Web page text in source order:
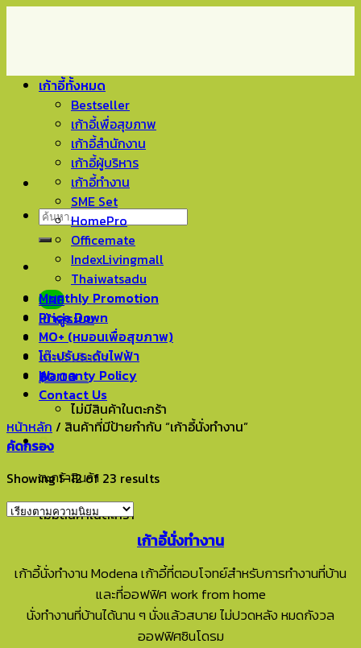
ค้นหา:
LINE
เข้าสู่ระบบ
ตะกร้าสินค้า
฿0.000
ไม่มีสินค้าในตะกร้า
0
ตะกร้าสินค้า
ไม่มีสินค้าในตะกร้า
เก้าอี้ทั้งหมด
Bestseller
เก้าอี้เพื่อสุขภาพ
เก้าอี้สำนักงาน
เก้าอี้ผู้บริหาร
เก้าอี้ทำงาน
SME Set
HomePro
Officemate
IndexLivingmall
Thaiwatsadu
Monthly Promotion
Price Down
MO+ (หมอนเพื่อสุขภาพ)
โต๊ะปรับระดับไฟฟ้า
Warranty Policy
Contact Us
หน้าหลัก / สินค้าที่มีป้ายกำกับ “เก้าอี้นั่งทำงาน”
คัดกรอง
Showing 1–12 of 23 results
เก้าอี้นั่งทำงาน
เก้าอี้นั่งทำงาน Modena เก้าอี้ที่ตอบโจทย์สำหรับการทำงานที่บ้าน
และที่ออฟฟิศ work from home
นั่งทำงานที่บ้านได้นาน ๆ นั่งแล้วสบาย ไม่ปวดหลัง หมดกังวล
ออฟฟิศซินโดรม